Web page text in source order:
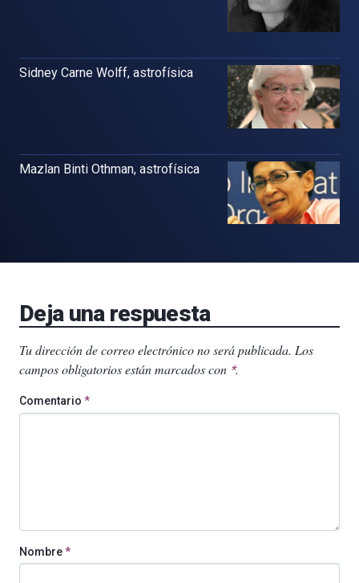
Sidney Carne Wolff, astrofísica
Mazlan Binti Othman, astrofísica
Deja una respuesta
Tu dirección de correo electrónico no será publicada. Los
campos obligatorios están marcados con *.
Comentario *
Nombre*